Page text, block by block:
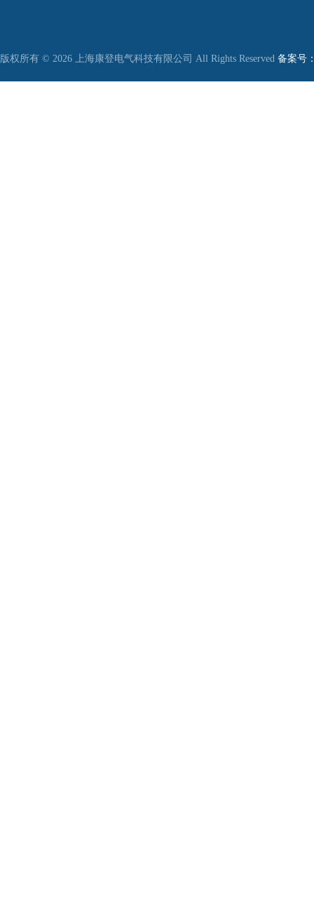
版权所有 © 2026 上海康登电气科技有限公司 All Rights Reserved 备案号